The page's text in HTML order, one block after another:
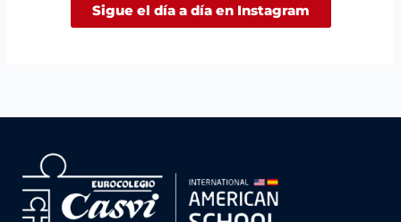
Sigue el día a día en Instagram